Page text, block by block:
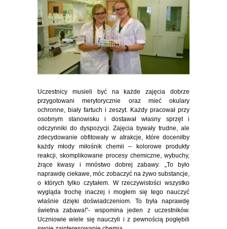
Uczestnicy musieli być na każde zajęcia dobrze
przygotowani merytorycznie oraz mieć okulary
ochronne, biały fartuch i zeszyt. Każdy pracował przy
osobnym stanowisku i dostawał własny sprzęt i
odczynniki do dyspozycji. Zajęcia bywały trudne, ale
zdecydowanie obfitowały w atrakcje, które doceniłby
każdy młody miłośnik chemii – kolorowe produkty
reakcji, skomplikowane procesy chemiczne, wybuchy,
żrące kwasy i mnóstwo dobrej zabawy. „To było
naprawdę ciekawe, móc zobaczyć na żywo substancje,
o których tylko czytałem. W rzeczywistości wszystko
wygląda trochę inaczej i mogłem się tego nauczyć
właśnie dzięki doświadczeniom. To była naprawdę
świetna zabawa!”- wspomina jeden z uczestników.
Uczniowie wiele się nauczyli i z pewnością pogłębili